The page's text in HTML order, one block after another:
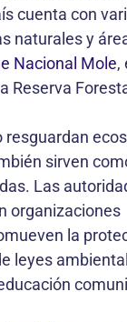
cuenta con
naturales y
Nacional Mole,
Reserva
resguardan
sirven
Las
organizaciones
la
leyes